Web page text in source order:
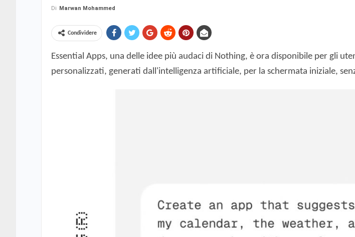
Di Marwan Mohammed
Condividere
Essential Apps, una delle idee più audaci di Nothing, è ora disponibile per gli
personalizzati, generati dall'intelligenza artificiale, per la schermata iniziale,